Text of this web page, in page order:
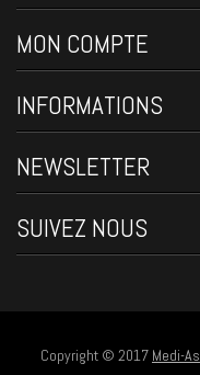
MON COMPTE
INFORMATIONS
NEWSLETTER
SUIVEZ NOUS
Copyright © 2017 Medi-As